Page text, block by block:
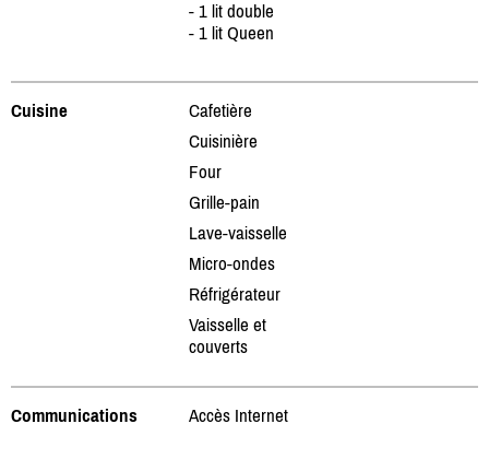
- 1 lit double
- 1 lit Queen
Cuisine
Cafetière
Cuisinière
Four
Grille-pain
Lave-vaisselle
Micro-ondes
Réfrigérateur
Vaisselle et
couverts
Communications Accès Internet